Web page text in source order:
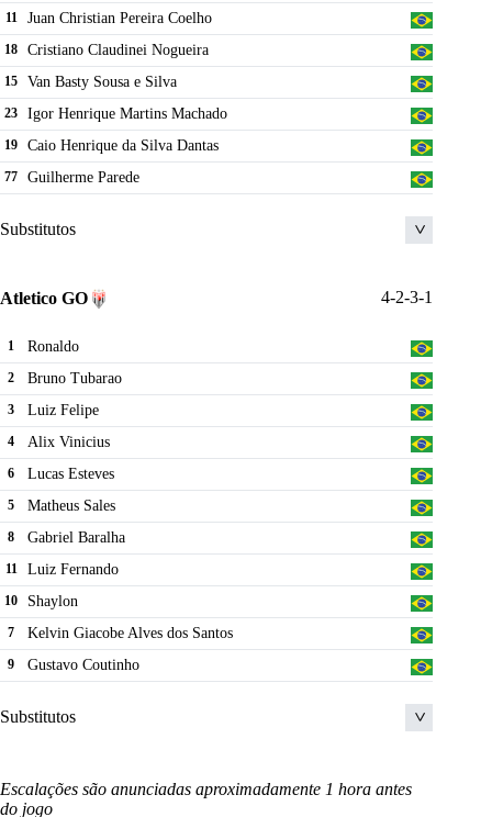
11 Juan Christian Pereira Coelho
18 Cristiano Claudinei Nogueira
15 Van Basty Sousa e Silva
23 Igor Henrique Martins Machado
19 Caio Henrique da Silva Dantas
77 Guilherme Parede
Substitutos
10 Joao Paulo Ferreira Lourenco
4 Jean Pierre Freitas Militao
21 Romarinho
7 Johnathan Marlone Azevedo da Silva
16 Marquinhos Pedroso
91 Henrique Almeida
22 Leonardo da Silva Cruz Duarte
8 Joao Lucas Vilela de Sousa
20 Luciano Francisco Paulino
Atletico GO 4-2-3-1
1 Ronaldo
2 Bruno Tubarao
3 Luiz Felipe
4 Alix Vinicius
6 Lucas Esteves
5 Matheus Sales
8 Gabriel Baralha
11 Luiz Fernando
10 Shaylon
7 Kelvin Giacobe Alves dos Santos
9 Gustavo Coutinho
Substitutos
23 Daniel
Escalações são anunciadas aproximadamente 1 hora antes
do jogo